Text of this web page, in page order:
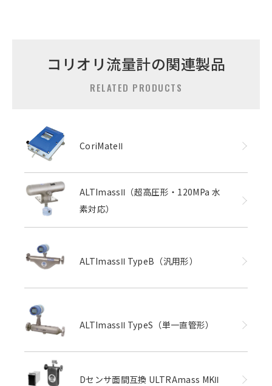
コリオリ流量計の関連製品
RELATED PRODUCTS
CoriMateⅡ
ALTImassⅡ（超高圧形・120MPa 水
素対応）
ALTImassⅡ TypeB（汎用形）
ALTImassⅡ TypeS（単一直管形）
Dセンサ面間互換 ULTRAmass MKⅡ